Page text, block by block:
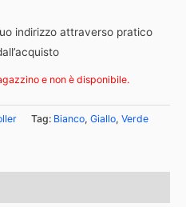
indirizzo attraverso pratico
e non è disponibile.
Tag: Bianco, Giallo, Verde